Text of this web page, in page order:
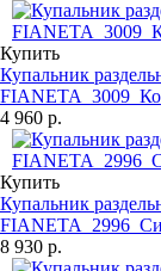
Купить
Купальник
4 960 р.
Купить
Купальник
8 930 р.